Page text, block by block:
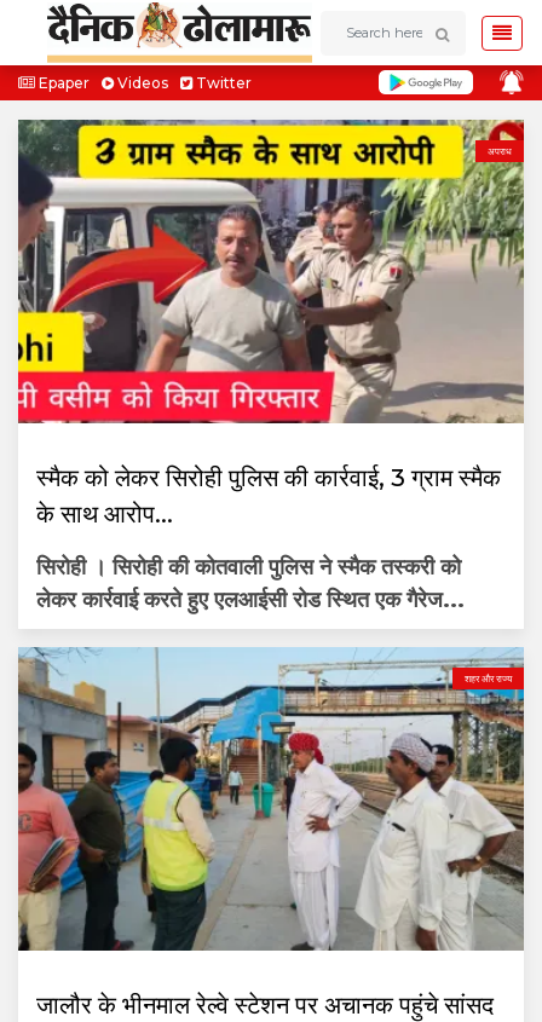
Epaper Videos Twitter
अपराध
स्मैक को लेकर सिरोही पुलिस की कार्रवाई, 3 ग्राम स्मैक
के साथ आरोप...
सिरोही । सिरोही की कोतवाली पुलिस ने स्मैक तस्करी को
लेकर कार्रवाई करते हुए एलआईसी रोड स्थित एक गैरेज...
शहर और राज्य
जालौर के भीनमाल रेल्वे स्टेशन पर अचानक पहुंचे सांसद